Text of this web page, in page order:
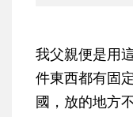
我父親便是用
件東西都有固
國，放的地方